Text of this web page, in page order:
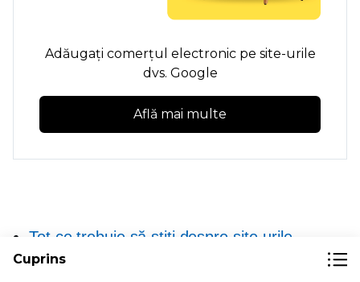
Adăugați comerțul electronic pe site-urile
dvs. Google
Află mai multe
Tot ce trebuie să știți despre site-urile
Google
Cuprins